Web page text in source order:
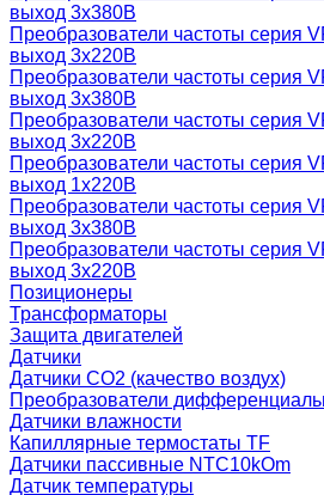
выход 3х380В
Преобразователи частоты серия
выход 3х220В
Преобразователи частоты серия
выход 3х380В
Преобразователи частоты серия
выход 3х220В
Преобразователи частоты серия
выход 1х220В
Преобразователи частоты серия
выход 3х380В
Преобразователи частоты серия
выход 3х220В
Позиционеры
Трансформаторы
Защита двигателей
Датчики
Датчики СО2 (качество воздух)
Преобразователи
Датчики влажности
Капиллярные термостаты TF
Датчики пассивные NTC10kOm
Датчик температуры